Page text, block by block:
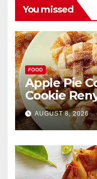
You missed
FOOD
Apple Pie
Cookie
AUGUST 8, 2026